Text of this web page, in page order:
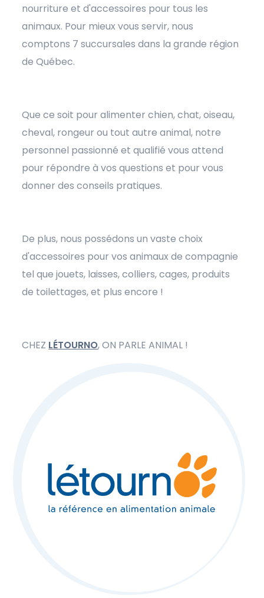
nourriture et d'accessoires pour tous les
animaux. Pour mieux vous servir, nous
comptons 7 succursales dans la grande région
de Québec.
Que ce soit pour alimenter chien, chat, oiseau,
cheval, rongeur ou tout autre animal, notre
personnel passionné et qualifié vous attend
pour répondre à vos questions et pour vous
donner des conseils pratiques.
De plus, nous possédons un vaste choix
d'accessoires pour vos animaux de compagnie
tel que jouets, laisses, colliers, cages, produits
de toilettages, et plus encore !
CHEZ LÉTOURNO, ON PARLE ANIMAL !